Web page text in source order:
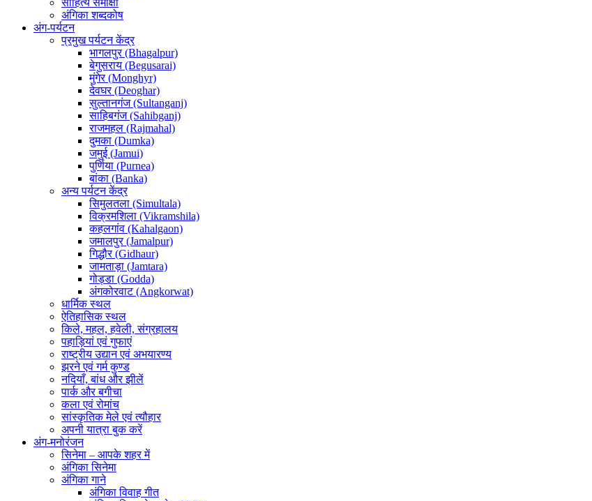
साहित्य समीक्षा
अंगिका शब्दकोष
अंग-पर्यटन
प्रमुख पर्यटन केंद्र
भागलपुर (Bhagalpur)
बेगुसराय (Begusarai)
मुंगेर (Monghyr)
देवघर (Deoghar)
सुल्तानगंज (Sultanganj)
साहिबगंज (Sahibganj)
राजमहल (Rajmahal)
दुमका (Dumka)
जमुई (Jamui)
पुर्णिया (Purnea)
बांका (Banka)
अन्य पर्यटन केंद्र
सिमुलतला (Simultala)
विक्रमशिला (Vikramshila)
कहलगांव (Kahalgaon)
जमालपुर (Jamalpur)
गिद्धौर (Gidhaur)
जामताड़ा (Jamtara)
गोड्डा (Godda)
अंगकोरवाट (Angkorwat)
धार्मिक स्थल
ऐतिहासिक स्थल
किले, महल, हवेली, संग्रहालय
पहाड़ियां एवं गुफाएं
राष्ट्रीय उद्यान एवं अभयारण्य
झरने एवं गर्म कुण्ड
नदियाँ, बांध और झीलें
पार्क और बगीचा
कला एवं रोमांच
सांस्कृतिक मेले एवं त्यौहार
अपनी यात्रा बुक करें
अंग-मनोरंजन
सिनेमा – आपके शहर में
अंगिका सिनेमा
अंगिका गाने
अंगिका विवाह गीत